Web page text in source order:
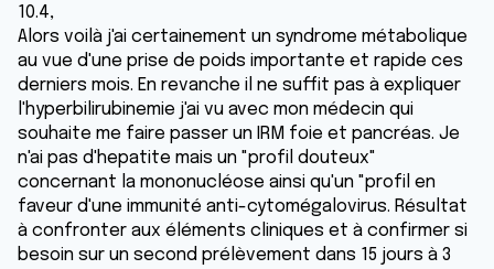
10.4,
Alors voilà j'ai certainement un syndrome métabolique
au vue d'une prise de poids importante et rapide ces
derniers mois. En revanche il ne suffit pas à expliquer
l'hyperbilirubinemie j'ai vu avec mon médecin qui
souhaite me faire passer un IRM foie et pancréas. Je
n'ai pas d'hepatite mais un "profil douteux"
concernant la mononucléose ainsi qu'un "profil en
faveur d'une immunité anti-cytomégalovirus. Résultat
à confronter aux éléments cliniques et à confirmer si
besoin sur un second prélèvement dans 15 jours à 3